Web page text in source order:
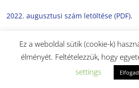
2022. augusztusi szám letöltése (PDF).
Ez a weboldal sütik (cookie-k)
élményét. Feltételezzük, hogy
settings
Elfogad